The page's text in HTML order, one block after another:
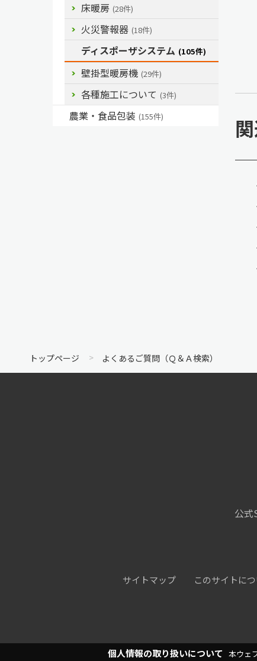
床暖房 (28件)
火災警報器 (18件)
ディスポーザシステム (105件)
壁掛型暖房機 (29件)
各種施工について (3件)
農業・食品包装 (155件)
トップページ よくあるご質問（Ｑ＆Ａ検索）
公式
サイトマップ このサイトに
個人情報の取り扱いについて 本ウェ